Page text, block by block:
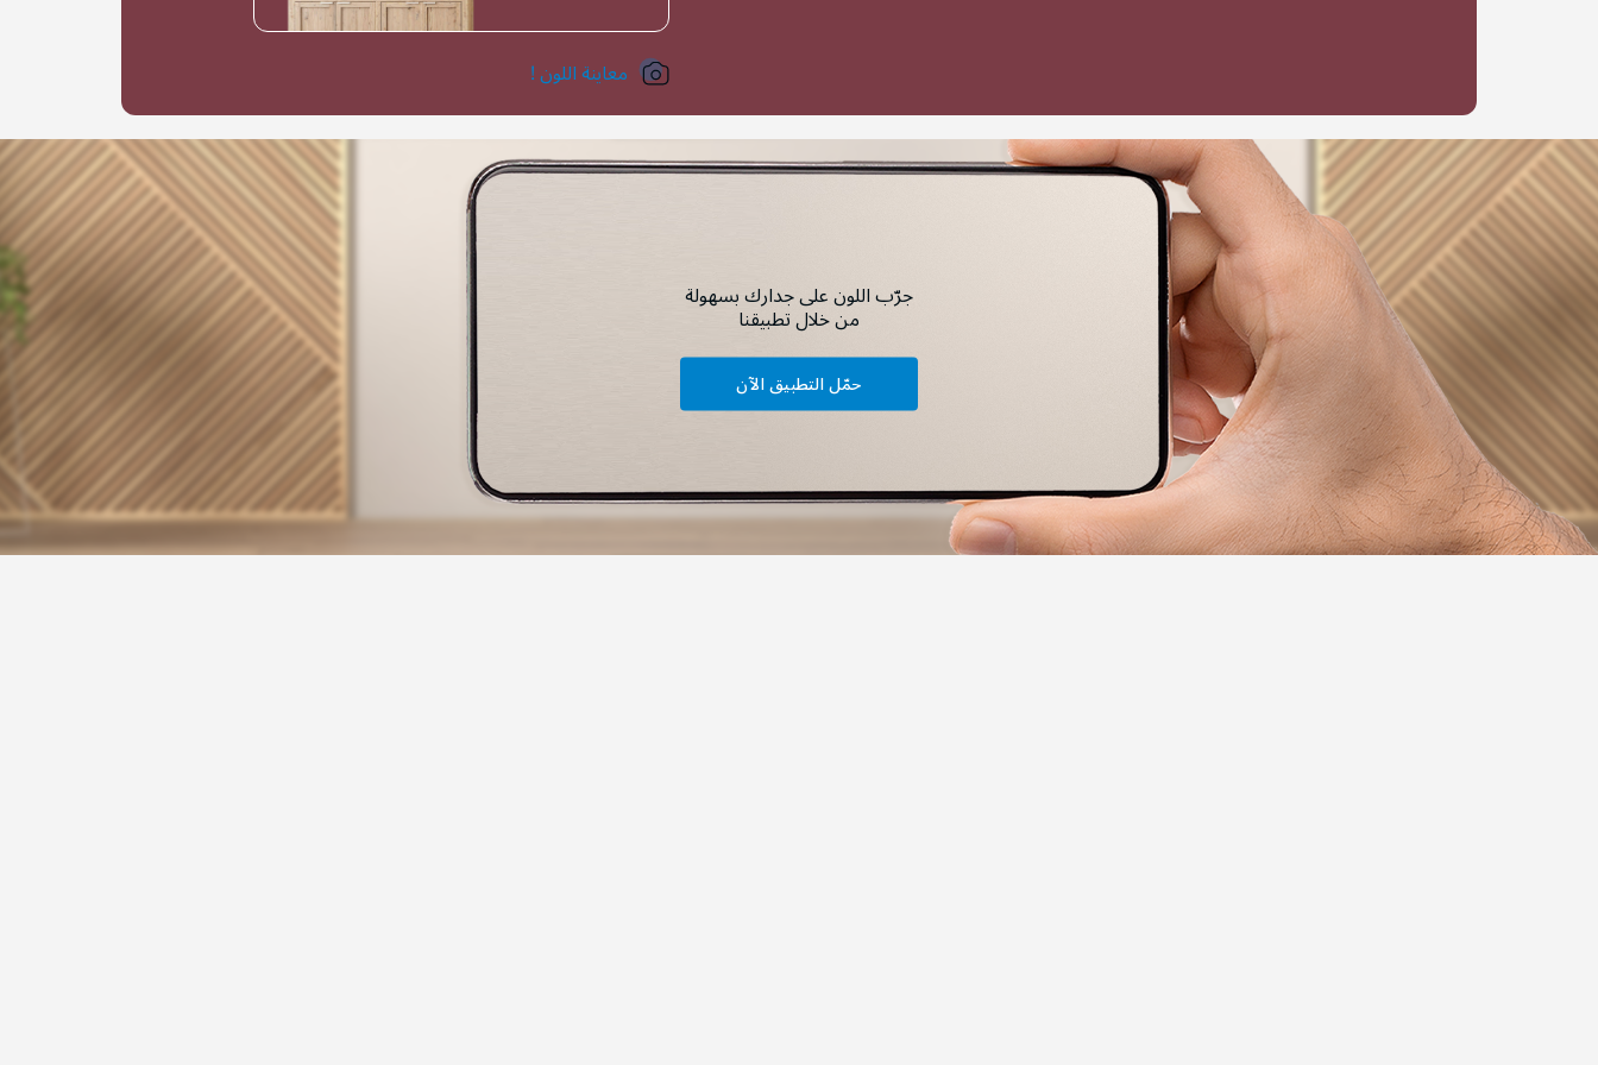
معاينة اللون !
جرّب اللون على جدارك بسهولة
من خلال تطبيقنا
حمّل التطبيق الآن